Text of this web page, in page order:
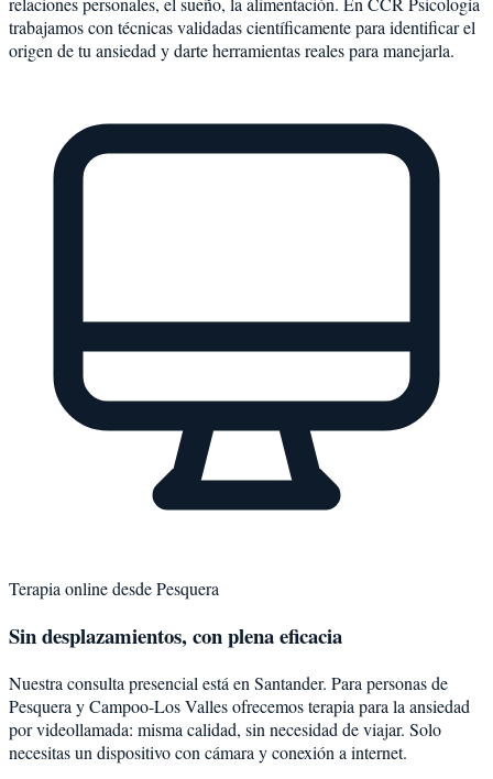
trabajamos con técnicas validadas científicamente para identificar el
origen de tu ansiedad y darte herramientas reales para manejarla.
Terapia online desdePesquera
Sin desplazamientos, con plena eficacia
Nuestra consulta presencial está en Santander. Para personas de
Pesquera yCampoo-Los Vallesofrecemos terapia para la ansiedad
por videollamada: misma calidad, sin necesidad de viajar. Solo
necesitas un dispositivo con cámara y conexión a internet.